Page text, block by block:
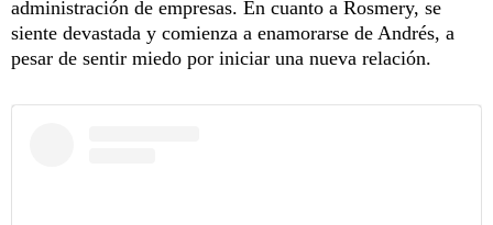
administración de empresas. En cuanto a Rosmery, se
siente devastada y comienza a enamorarse de Andrés, a
pesar de sentir miedo por iniciar una nueva relación.